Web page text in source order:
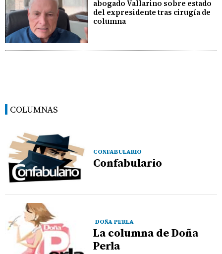
abogado Vallarino sobre estado
del expresidente tras cirugía de
columna
COLUMNAS
CONFABULARIO
Confabulario
DOÑA PERLA
La columna de Doña
Perla